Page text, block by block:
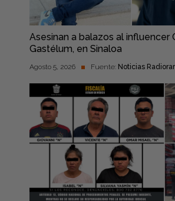
Asesinan a balazos al influencer
Gastélum, en Sinaloa
Agosto 5, 2026 Fuente: Noticias